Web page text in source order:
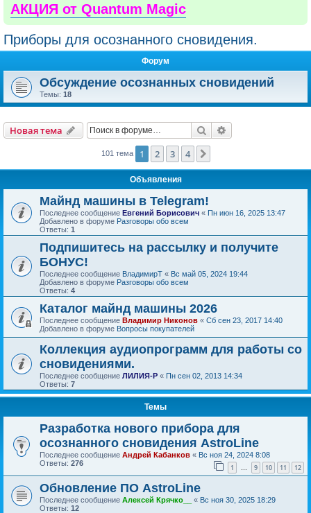
АКЦИЯ от Quantum Magic
Приборы для осознанного сновидения.
Форум
Обсуждение осознанных сновидений
Темы: 18
Новая тема Поиск
101 тема 1 2 3 4
Объявления
Майнд машины в Telegram!
Последнее сообщение Евгений Борисович « Пн июн 16, 2025 13:47
Добавлено в форуме Разговоры обо всем
Ответы: 1
Подпишитесь на рассылку и получите
БОНУС!
Последнее сообщение ВладимирТ « Вс май 05, 2024 19:44
Добавлено в форуме Разговоры обо всем
Ответы: 4
Каталог майнд машины 2026
Последнее сообщение Владимир Никонов « Сб сен 23, 2017 14:40
Добавлено в форуме Вопросы покупателей
Коллекция аудиопрограмм для работы со
сновидениями.
Последнее сообщение ЛИЛИЯ-Р « Пн сен 02, 2013 14:34
Ответы: 7
Темы
Разработка нового прибора для
осознанного сновидения AstroLine
Последнее сообщение Андрей Кабанков « Вс ноя 24, 2024 8:08
Ответы: 276 1 … 9 10 11 12
Обновление ПО AstroLine
Последнее сообщение Алексей Крячко__ « Вс ноя 30, 2025 18:29
Ответы: 12